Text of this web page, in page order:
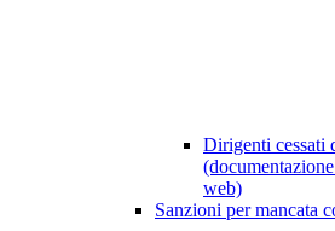
Dirigenti cessati
web)
Sanzioni per mancata